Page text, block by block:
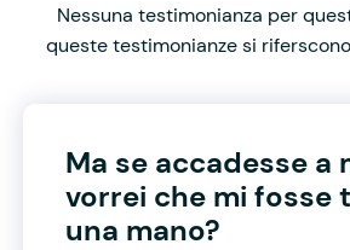
Nessuna testimonianza per
queste testimonianze si
Ma se accadesse a
vorrei che mi fosse
una mano?